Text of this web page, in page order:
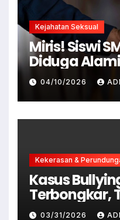
Kejahatan Seksual
Miris! Siswi
Diduga
Senonoh Di
04/10/2026
Kekerasan &
Kasus
Terbongkar,
Terlibat Kini
03/31/2026